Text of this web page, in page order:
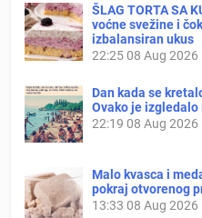
ŠLAG TORTA SA
voćne svežine i
izbalansiran ukus
22:2508 Aug 2026
Dan kada se
Ovako je
22:19 08 Aug 2026
Malo kvasca i
pokraj otvorenog
13:33 08 Aug 2026